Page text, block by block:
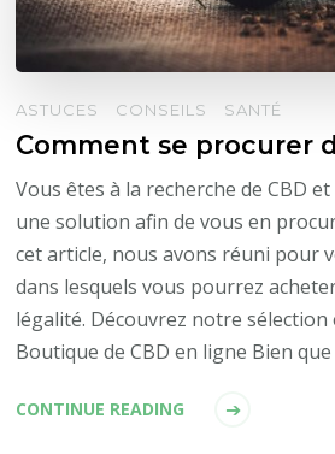
ASTUCES CONSEILS SANTÉ
Comment se procurer
Vous êtes à la recherche de CBD
une solution afin de vous en
cet article, nous avons réuni pour
dans lesquels vous pourrez
légalité. Découvrez notre
Boutique de CBD en ligne Bien
CONTINUE READING